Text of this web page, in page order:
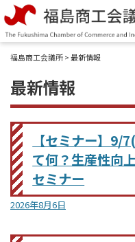
ン
テ
へ
ス
福島商工会議所> 最新情報
最新情報
【セミナー】
て何？生産性向
セミナー
2026年8月6日